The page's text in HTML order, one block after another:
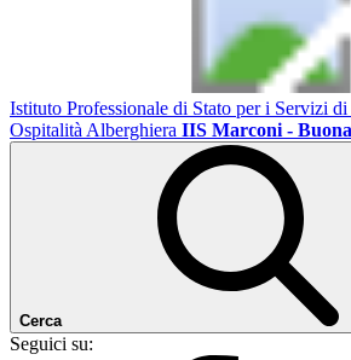
Istituto Professionale di Stato per i Servizi
Ospitalità Alberghiera IIS Marconi -
Cerca
Seguici su: